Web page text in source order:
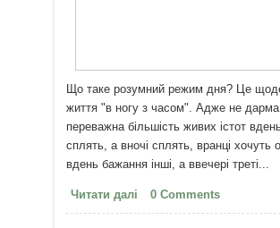
Що таке розумний режим дня? Це
життя "в ногу з часом". Адже не
переважна більшість живих істот
сплять, а вночі сплять, вранці хочуть
вдень бажання інші, а ввечері треті...
Читати далі про Сон з 1 ночі до 3
це так важливо?
0 Comments